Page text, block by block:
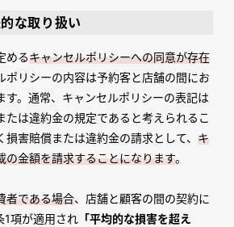
な取り扱い
めるキャンセルポリシーへの同意が存在
ポリシーの内容は予約客と店舗の間にお
す。通常、キャンセルポリシーの表記は
たは違約金の規定であると考えられるこ
害賠償または違約金の請求として、 キ
の金額を請求することになります。
者である場合、店舗と顧客の間の契約に
1項が適用され「平均的な損害を超え